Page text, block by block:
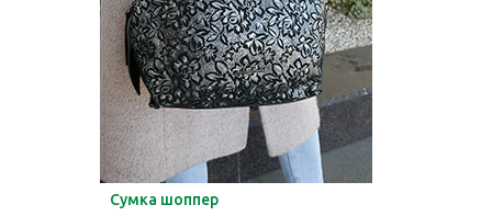
Сумка шоппер